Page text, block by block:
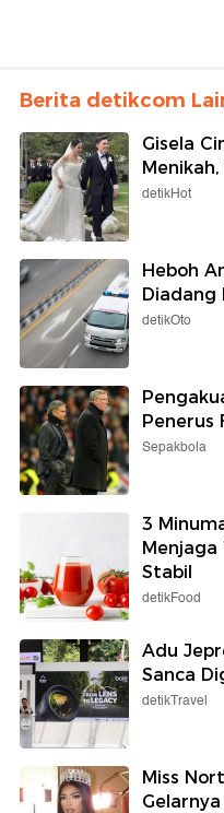
Berita detikcom
Gisela
detikHot
Heboh
Diadang
detikOto
Penerus
Sepakbola
3
Menjaga
Stabil
detikFood
Adu
Sanca
detikTravel
Miss